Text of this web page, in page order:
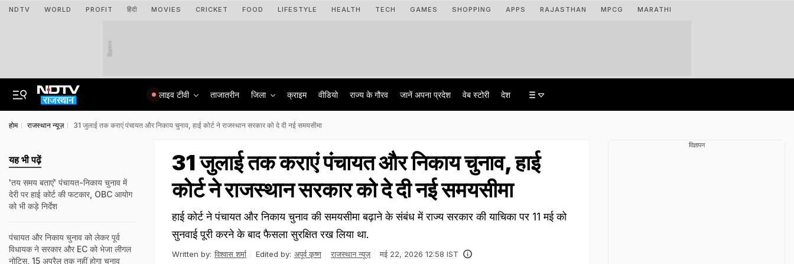
NDTV WORLD PROFIT हिंदी MOVIES CRICKET FOOD LIFESTYLE HEALTH TECH GAMES SHOPPING APPS RAJASTHAN MPCG MARATHI
विज्ञापन
लाइव टीवी ताजातरीन जिला क्राइम वीडियो राज्‍य के गौरव जानें अपना प्रदेश वेब स्टोरी देश
होम राजस्थान न्यूज़ 31 जुलाई तक कराएं पंचायत और निकाय चुनाव, हाई कोर्ट ने राजस्थान सरकार को दे दी नई समयसीमा
31 जुलाई तक कराएं पंचायत और निकाय चुनाव, हाई
कोर्ट ने राजस्थान सरकार को दे दी नई समयसीमा
हाई कोर्ट ने पंचायत और निकाय चुनाव की समयसीमा बढ़ाने के संबंध में राज्य सरकार की याचिका पर 11 मई को
सुनवाई पूरी करने के बाद फैसला सुरक्षित रख लिया था.
Written by: विश्वास शर्मा Edited by: अपूर्व कृष्ण राजस्थान न्यूज़ मई 22, 2026 12:58 IST
यह भी पढ़ें
'तय समय बताएं' पंचायत-निकाय चुनाव में
देरी पर हाई कोर्ट की फटकार, OBC आयोग
को भी कड़े निर्देश
पंचायत और निकाय चुनाव को लेकर पूर्व
विधायक ने सरकार और EC को भेजा लीगल
नोटिस, 15 अप्रैल तक नहीं होगा चुनाव
विज्ञापन